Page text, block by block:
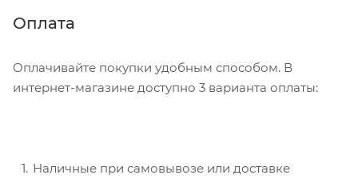
Нажмите кнопку «Оформить заказ».
Оплата
Оплачивайте покупки удобным способом. В
интернет-магазине доступно 3 варианта оплаты:
Наличные при самовывозе или доставке